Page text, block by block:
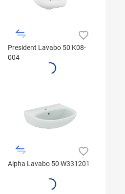
President Lavabo 50 K08-
004
Alpha Lavabo 50 W331201